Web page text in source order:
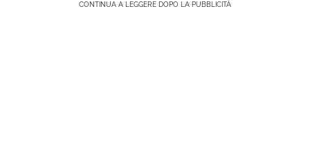
CONTINUA A LEGGERE DOPO LA PUBBLICITÀ